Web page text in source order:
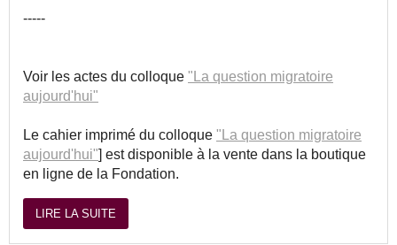
-----
Voir les actes du colloque "La question migratoire
aujourd'hui"
Le cahier imprimé du colloque "La question migratoire
aujourd'hui"] est disponible à la vente dans la boutique
en ligne de la Fondation.
LIRE LA SUITE